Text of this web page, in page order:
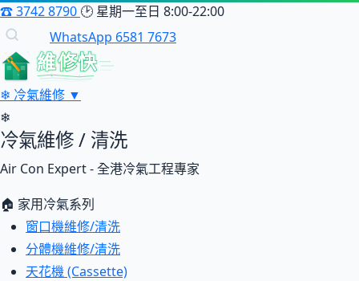
☎3742 8790 🕑 星期一至日 8:00-22:00
WhatsApp 6581 7673
維修快
❄ 冷氣維修 ▼
❄
冷氣維修 / 清洗
Air Con Expert - 全港冷氣工程專家
🏠 家用冷氣系列
窗口機維修/清洗
分體機維修/清洗
天花機 (Cassette)